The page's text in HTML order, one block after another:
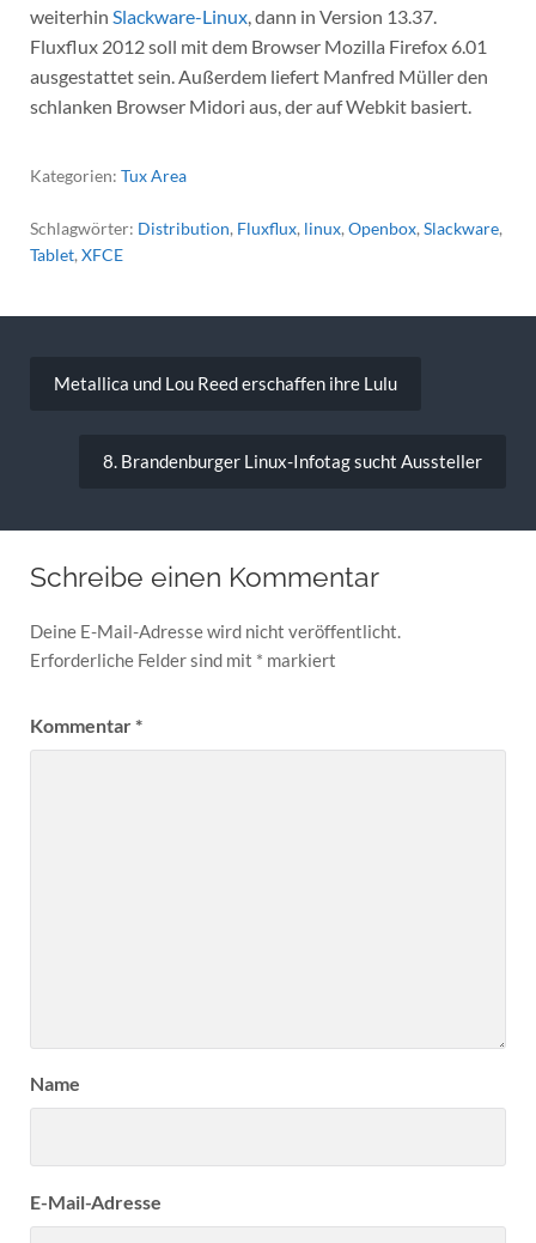
weiterhin Slackware-Linux, dann in Version 13.37.
Fluxflux 2012 soll mit dem Browser Mozilla Firefox 6.01
ausgestattet sein. Außerdem liefert Manfred Müller den
schlanken Browser Midori aus, der auf Webkit basiert.
Kategorien: Tux Area
Schlagwörter: Distribution, Fluxflux, linux, Openbox, Slackware,
Tablet, XFCE
Metallica und Lou Reed erschaffen ihre Lulu
8. Brandenburger Linux-Infotag sucht Aussteller
Schreibe einen Kommentar
Deine E-Mail-Adresse wird nicht veröffentlicht.
Erforderliche Felder sind mit * markiert
Kommentar*
Name
E-Mail-Adresse